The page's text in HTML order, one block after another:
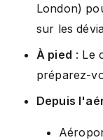
London)
sur les
À pied : Le
préparez-
Depuis